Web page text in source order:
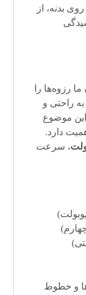
بدنه، از
رزوه‌ها را
راحتی و
موضوع
دارد.
، سرعت
و خطوط